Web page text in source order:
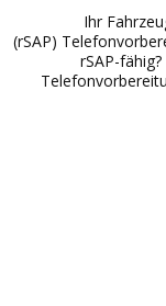
Ihr
(rSAP)
rSAP-